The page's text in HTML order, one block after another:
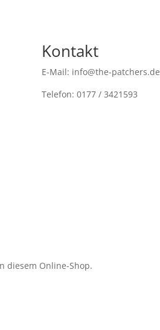
Kontakt
E-Mail: info@the-patchers.de
Telefon: 0177 / 3421593
diesem Online-Shop.